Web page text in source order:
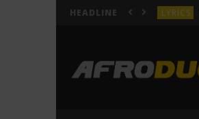
HEADLINE LYRICS
LYRICS